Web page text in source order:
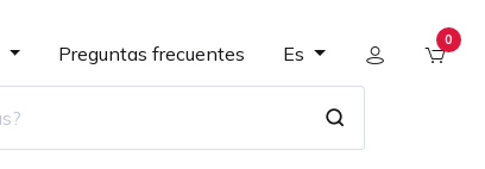
Preguntas frecuentes Es
0